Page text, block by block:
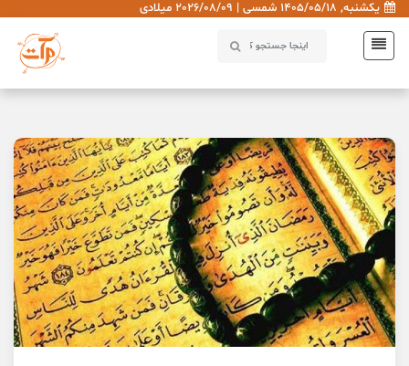
یکشنبه, 1405/05/18 شمسی | 2026/08/09 میلادی